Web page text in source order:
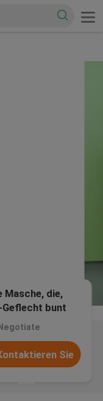
Masche, die,
bunt
Sie